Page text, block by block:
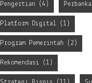
Pengertian (4)
Platform Digital (1)
Program Pemerintah (2)
Rekomendasi (1)